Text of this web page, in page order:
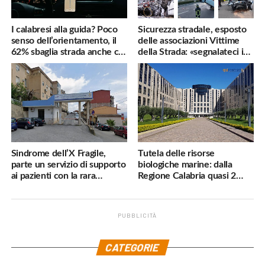
I calabresi alla guida? Poco
senso dell’orientamento, il
62% sbaglia strada anche col
navigatore
Sicurezza stradale, esposto
delle associazioni Vittime
della Strada: «segnalateci i
pericoli, interverremo
subito»
Sindrome dell’X Fragile,
parte un servizio di supporto
ai pazienti con la rara
Tutela delle risorse
biologiche marine: dalla
Regione Calabria quasi 2
PUBBLICITÀ
CATEGORIE